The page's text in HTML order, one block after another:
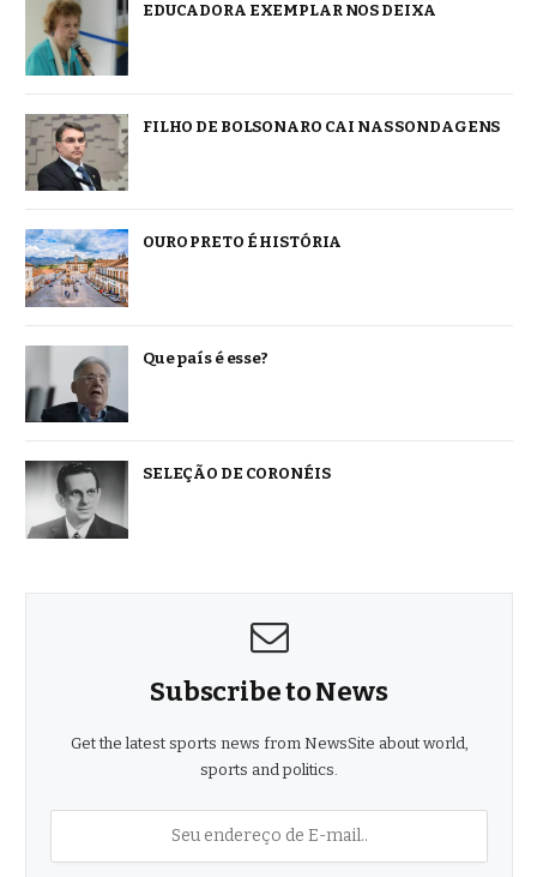
EDUCADORA EXEMPLAR NOS DEIXA
FILHO DE BOLSONARO CAI NAS SONDAGENS
OURO PRETO É HISTÓRIA
Que país é esse?
SELEÇÃO DE CORONÉIS
Subscribe to News
Get the latest sports news from NewsSite about world,
sports and politics.